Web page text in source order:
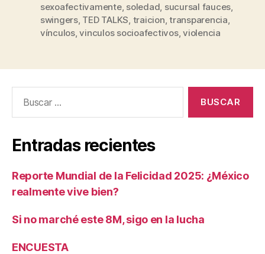
sexoafectivamente, soledad, sucursal fauces,
swingers, TED TALKS, traicion,transparencia,
vínculos,vinculos socioafectivos,violencia
Entradas recientes
Reporte Mundial de la Felicidad 2025: ¿México
realmente vive bien?
Si no marché este 8M, sigo en la lucha
ENCUESTA